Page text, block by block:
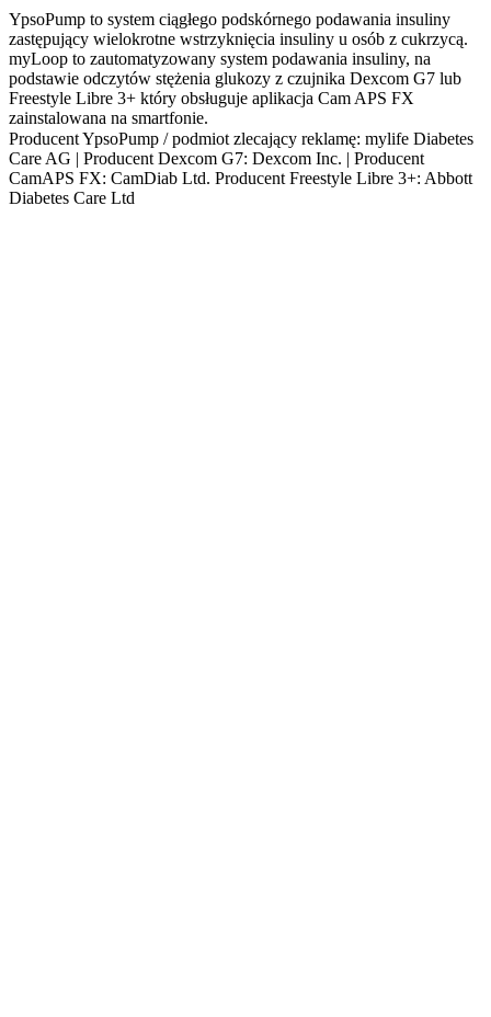
YpsoPump to system ciągłego podskórnego podawania insuliny
zastępujący wielokrotne wstrzyknięcia insuliny u osób z cukrzycą.
myLoop to zautomatyzowany system podawania insuliny, na
podstawie odczytów stężenia glukozy z czujnika Dexcom G7 lub
Freestyle Libre 3+ który obsługuje aplikacja Cam APS FX
zainstalowana na smartfonie.
Producent YpsoPump / podmiot zlecający reklamę: mylife Diabetes
Care AG | Producent Dexcom G7: Dexcom Inc. | Producent
CamAPS FX: CamDiab Ltd. Producent Freestyle Libre 3+: Abbott
Diabetes Care Ltd